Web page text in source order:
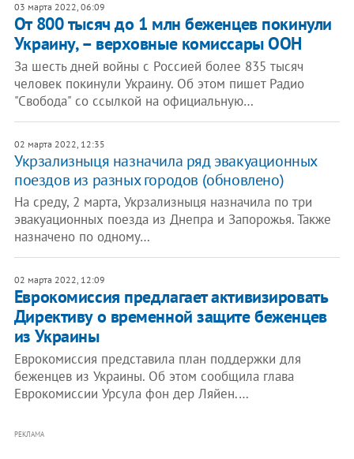
03 марта 2022, 06:09
От 800 тысяч до 1 млн беженцев покинули
Украину, – верховные комиссары ООН
За шесть дней войны с Россией более 835 тысяч
человек покинули Украину. Об этом пишет Радио
"Свобода" со ссылкой на официальную…
02 марта 2022, 12:35
Укрзализныця назначила ряд эвакуационных
поездов из разных городов (обновлено)
На среду, 2 марта, Укрзализныця назначила по три
эвакуационных поезда из Днепра и Запорожья. Также
назначено по одному…
02 марта 2022, 12:09
Еврокомиссия предлагает активизировать
Директиву о временной защите беженцев
из Украины
Еврокомиссия представила план поддержки для
беженцев из Украины. Об этом сообщила глава
Еврокомиссии Урсула фон дер Ляйен.…
РЕКЛАМА